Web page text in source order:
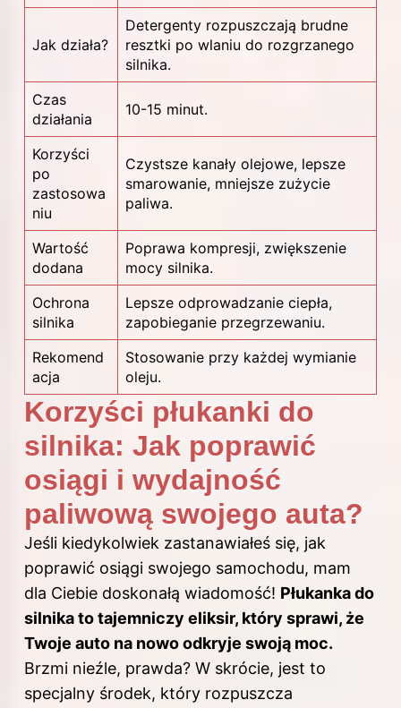
Jak działa?
Detergenty rozpuszczają brudne
resztki po wlaniu do rozgrzanego
silnika.
Czas
działania
10-15 minut.
Korzyści
po
zastosowa
niu
Czystsze kanały olejowe, lepsze
smarowanie, mniejsze zużycie
paliwa.
Wartość
dodana
Poprawa kompresji, zwiększenie
mocy silnika.
Ochrona
silnika
Lepsze odprowadzanie ciepła,
zapobieganie przegrzewaniu.
Rekomend
acja
Stosowanie przy każdej wymianie
oleju.
Korzyści płukanki do
silnika: Jak poprawić
osiągi i wydajność
paliwową swojego auta?
Jeśli kiedykolwiek zastanawiałeś się, jak
poprawić osiągi swojego samochodu, mam
dla Ciebie doskonałą wiadomość! Płukanka do
silnika to tajemniczy eliksir, który sprawi, że
Twoje auto na nowo odkryje swoją moc.
Brzmi nieźle, prawda? W skrócie, jest to
specjalny środek, który rozpuszcza